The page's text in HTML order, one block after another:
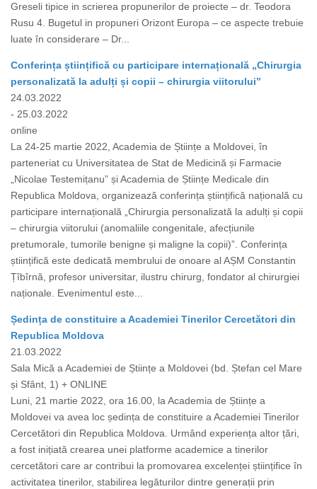
Greseli tipice in scrierea propunerilor de proiecte – dr. Teodora
Rusu 4. Bugetul in propuneri Orizont Europa – ce aspecte trebuie
luate în considerare – Dr...
Conferința științifică cu participare internațională „Chirurgia
personalizată la adulți și copii – chirurgia viitorului”
24.03.2022
- 25.03.2022
online
La 24-25 martie 2022, Academia de Științe a Moldovei, în
parteneriat cu Universitatea de Stat de Medicină și Farmacie
„Nicolae Testemițanu” și Academia de Științe Medicale din
Republica Moldova, organizează conferința științifică națională cu
participare internațională „Chirurgia personalizată la adulți și copii
– chirurgia viitorului (anomaliile congenitale, afecțiunile
pretumorale, tumorile benigne și maligne la copii)”. Conferința
științifică este dedicată membrului de onoare al AȘM Constantin
Țîbîrnă, profesor universitar, ilustru chirurg, fondator al chirurgiei
naționale. Evenimentul este...
Ședința de constituire a Academiei Tinerilor Cercetători din
Republica Moldova
21.03.2022
Sala Mică a Academiei de Științe a Moldovei (bd. Ștefan cel Mare
și Sfânt, 1) + ONLINE
Luni, 21 martie 2022, ora 16.00, la Academia de Științe a
Moldovei va avea loc ședința de constituire a Academiei Tinerilor
Cercetători din Republica Moldova. Urmând experiența altor țări,
a fost inițiată crearea unei platforme academice a tinerilor
cercetători care ar contribui la promovarea excelenței științifice în
activitatea tinerilor, stabilirea legăturilor dintre generații prin